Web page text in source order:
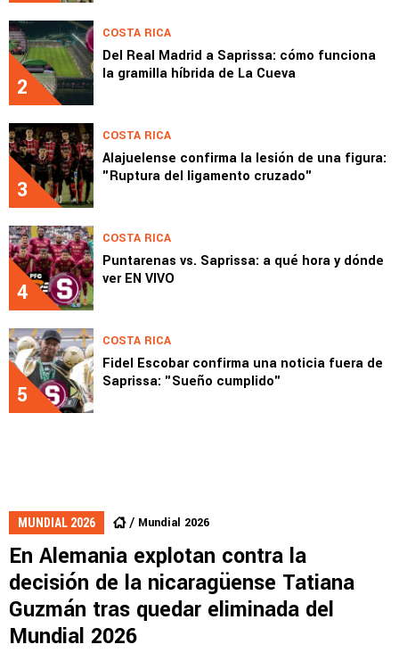
2
COSTA RICA
Del Real Madrid a Saprissa: cómo funciona
la gramilla híbrida de La Cueva
3
COSTA RICA
Alajuelense confirma la lesión de una figura:
"Ruptura del ligamento cruzado"
4
COSTA RICA
Puntarenas vs. Saprissa: a qué hora y dónde
ver EN VIVO
5
COSTA RICA
Fidel Escobar confirma una noticia fuera de
Saprissa: "Sueño cumplido"
MUNDIAL 2026 Mundial 2026
En Alemania explotan contra la
decisión de la nicaragüense Tatiana
Guzmán tras quedar eliminada del
Mundial 2026